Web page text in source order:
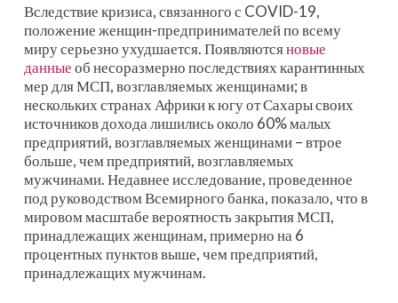
Вследствие кризиса, связанного с COVID-19,
положение женщин-предпринимателей по всему
миру серьезно ухудшается. Появляютсяновые
данныеоб несоразмерно последствиях карантинных
мер для МСП, возглавляемых женщинами; в
нескольких странах Африки к югу от Сахары своих
источников дохода лишились около 60% малых
предприятий, возглавляемых женщинами – втрое
больше, чем предприятий, возглавляемых
мужчинами. Недавнее исследование, проведенное
под руководством Всемирного банка, показало, что в
мировом масштабе вероятность закрытия МСП,
принадлежащих женщинам, примерно на 6
процентных пунктов выше, чем предприятий,
принадлежащих мужчинам.